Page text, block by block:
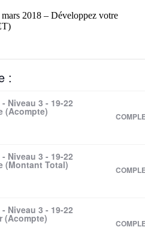
2018 – Développez votre
:
Niveau 3 - 19-22
(Acompte)
Niveau 3 - 19-22
(Montant Total)
Niveau 3 - 19-22
(Acompte)